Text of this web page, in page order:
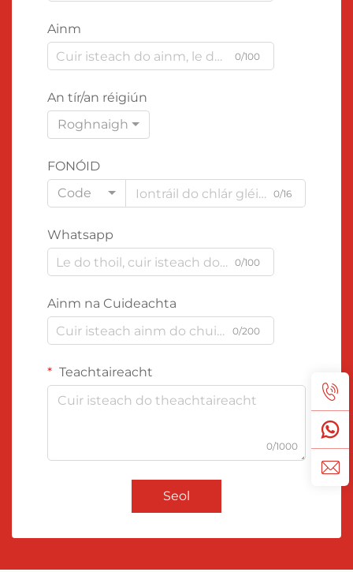
Ainm
0/100
An tír/an réigiún
Roghnaigh
FONÓID
Code
0/16
Whatsapp
0/100
Ainm na Cuideachta
0/200
Teachtaireacht
0/1000
Seol